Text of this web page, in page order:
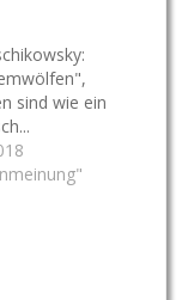
sind wie ein